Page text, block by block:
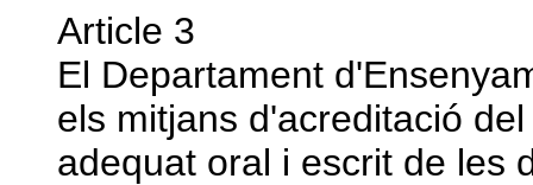
Article 3
El Departament
els mitjans d'acreditació
adequat oral i escrit de les